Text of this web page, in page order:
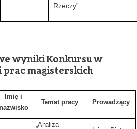
Rzeczy”
wyniki Konkursu w
prac magisterskich
Imię i
nazwisko
Temat pracy Prowadzący
„Analiza